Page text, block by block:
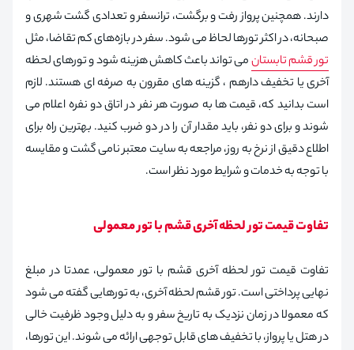
دارند. همچنین پرواز رفت و برگشت، ترانسفر و تعدادی گشت شهری و
صبحانه، در اکثر تورها لحاظ می شود. سفر در بازه‌های کم تقاضا، مثل
تور قشم تابستانمی تواند باعث کاهش هزینه شود و تورهای لحظه
آخری یا تخفیف دارهم ، گزینه های مقرون به صرفه ای هستند. لازم
است بدانید که، قیمت ها به صورت هر نفر در اتاق دو نفره اعلام می
شوند و برای دو نفر، باید مقدار آن را در دو ضرب کنید. بهترین راه برای
اطلاع دقیق از نرخ به روز، مراجعه به سایت معتبر نامی گشت و مقایسه
با توجه به خدمات و شرایط مورد نظر است.
تفاوت قیمت تور لحظه آخری قشم با تور معمولی
تفاوت قیمت تور لحظه آخری قشم با تور معمولی، عمدتا در مبلغ
نهایی پرداختی است. تور قشم لحظه آخری، به تورهایی گفته می شود
که معمولا در زمان نزدیک به تاریخ سفر و به دلیل وجود ظرفیت خالی
در هتل یا پرواز، با تخفیف های قابل توجهی ارائه می شوند. این تورها،